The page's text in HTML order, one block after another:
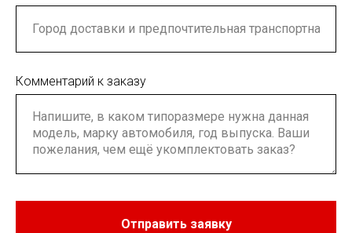
Комментарий к заказу
Отправить заявку